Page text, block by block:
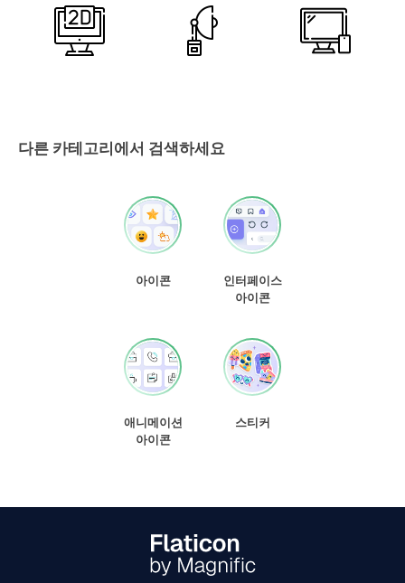
다른 카테고리에서 검색하세요
아이콘
인터페이스
아이콘
애니메이션
아이콘
스티커